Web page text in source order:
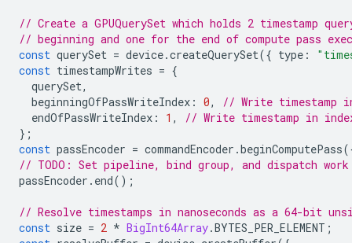
// Create a GPUQuerySet which holds 2 timestamp
// beginning and one for the end of compute pass
const querySet = device.createQuerySet({ type :
const timestampWrites = {
querySet,
beginningOfPassWriteIndex : 0,
// Write timestamp
endOfPassWriteIndex : 1 ,
// Write timestamp in
};
const passEncoder = commandEncoder .beginComputePass
// TODO: Set pipeline, bind group, and dispatch
passEncoder . end();
// Resolve timestamps in nanoseconds as a 64-bit
const size = 2 * BigInt64Array.BYTES_PER_ELEMENT ;